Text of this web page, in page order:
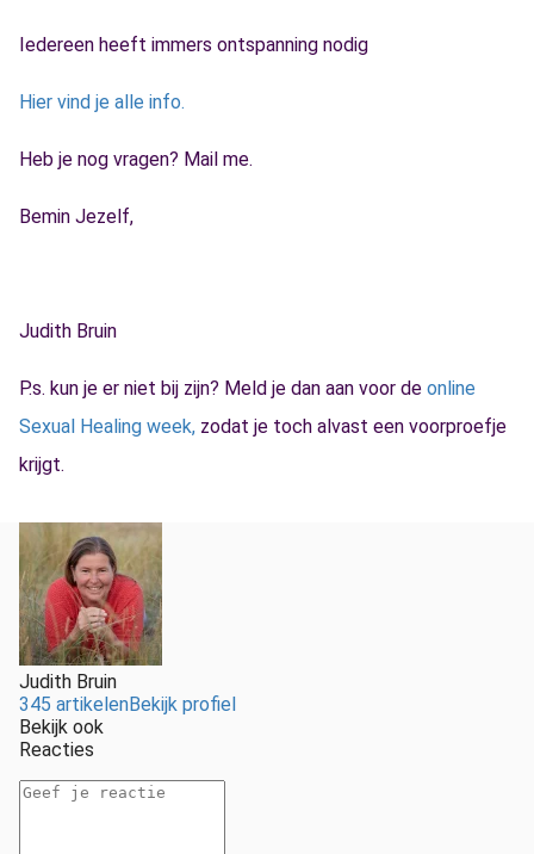
Iedereen heeft immers ontspanning nodig
Hier vind je alle info.
Heb je nog vragen? Mail me.
Bemin Jezelf,
Judith Bruin
P.s. kun je er niet bij zijn? Meld je dan aan voor de online
Sexual Healing week, zodat je toch alvast een voorproefje
krijgt.
Judith Bruin
345 artikelenBekijk profiel
Bekijk ook
Reacties